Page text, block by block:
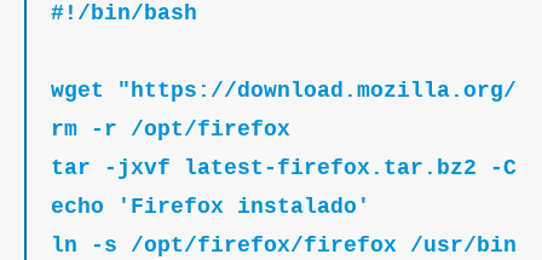
#!/bin/bash
wget "https://download.mozilla.org/
rm -r /opt/firefox
tar -jxvf latest-firefox.tar.bz2 -C /
echo 'Firefox instalado'
ln -s /opt/firefox/firefox /usr/bin/